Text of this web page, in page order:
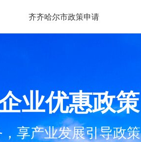
齐齐哈尔市政策申请
业优惠政策
享产业发展引导政策